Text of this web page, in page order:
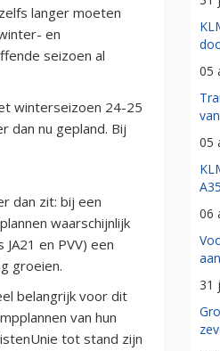
langer moeten
en
seizoen al
winterseizoen 24-25
dan nu gepland. Bij
dan zit: bij een
waarschijnlijk
en PVV) een
groeien.
belangrijk voor dit
van hun
tot stand zijn
05
05
06
31